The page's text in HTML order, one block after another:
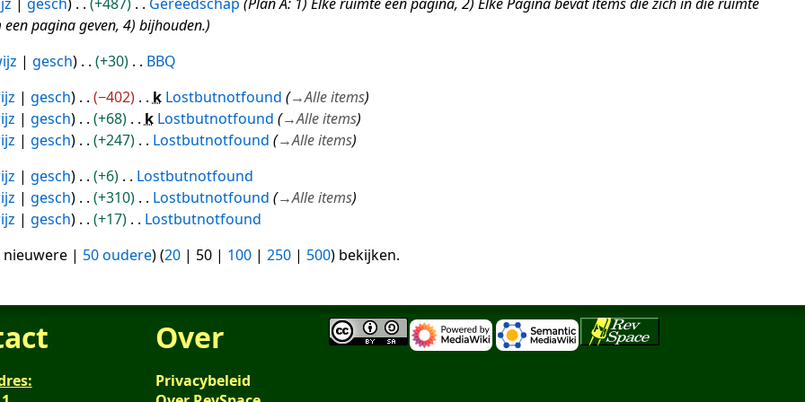
pagina geven, 4) bijhouden.
gesch +30
BBQ
gesch −402 k Lostbutnotfound →Alle items
gesch +68 k Lostbutnotfound →Alle items
gesch +247 Lostbutnotfound →Alle items
gesch +6
Lostbutnotfound
gesch +310 Lostbutnotfound →Alle items
gesch +17
Lostbutnotfound
nieuwere | 50 oudere) (20 | 50 | 100 | 250 | 500) bekijken.
Over
Privacybeleid